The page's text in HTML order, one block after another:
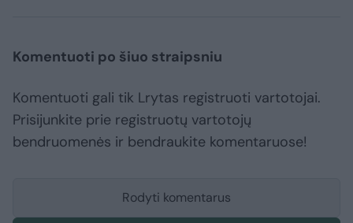
Komentuoti po šiuo straipsniu
Komentuoti gali tik Lrytas registruoti vartotojai.
Prisijunkite prie registruotų vartotojų
bendruomenės ir bendraukite komentaruose!
Rodyti komentarus